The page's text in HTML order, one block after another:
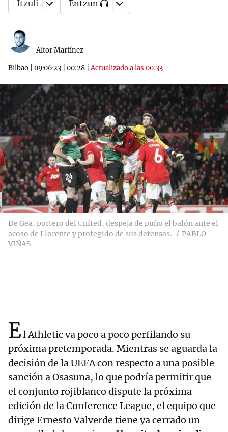
Aitor Martínez
Bilbao 09·06·23 00:28 |Actualizado a las 00:33
Itzuli Entzun
De Gea, portero del United, despeja de puño el balón ante el
acoso de Llorente y protegido de sus defensas.
PABLO
VIÑAS
El Athletic va poco a poco perfilando su
próxima pretemporada. Mientras se aguarda la
decisión de la UEFA con respecto a una posible
sanción a Osasuna, lo que podría permitir que
el conjunto rojiblanco dispute la próxima
edición de la Conference League, el equipo que
dirige Ernesto Valverde tiene ya cerrado un